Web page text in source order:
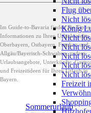
Im Guide-to-Bavaria finden Sie Tipps
Informationen zu Ihren Urlaubszielen
Oberbayern, Ostbayern, Franken und
Allgäu/Bayerisch-Schwaben, zudem
Urlaubsangebote, Unterkünfte,
und Freizeitideen für Ihren Urlaub in
Bayern.
Sommerurlaub
Flug
Nicht
König
Nicht
Nicht
Nicht
Nicht
Nicht
Freizeit